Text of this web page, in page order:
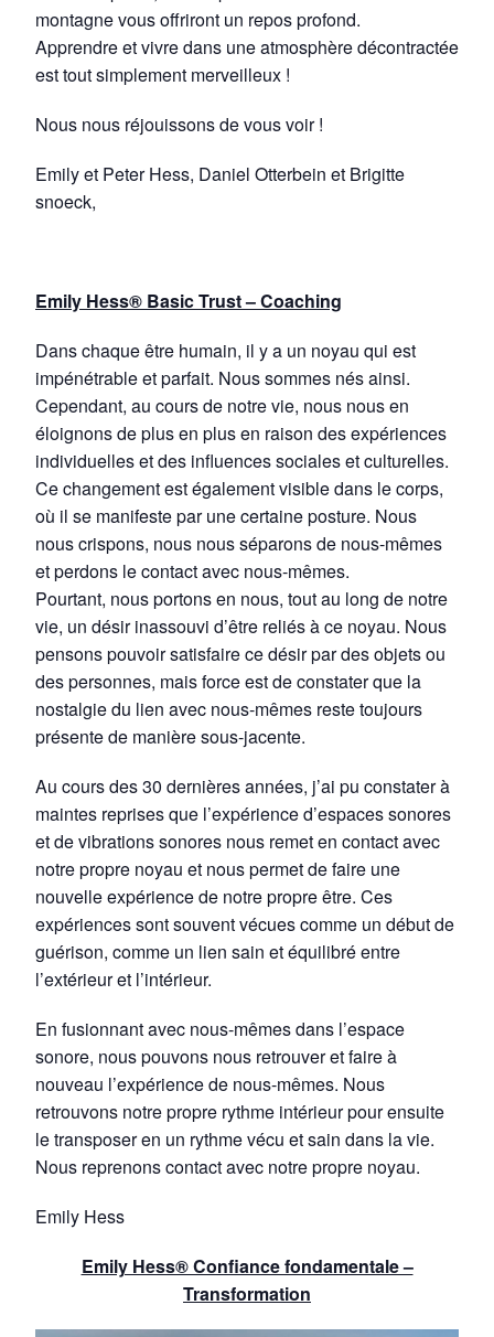
montagne vous offriront un repos profond.
Apprendre et vivre dans une atmosphère décontractée
est tout simplement merveilleux !
Nous nous réjouissons de vous voir !
Emily et Peter Hess, Daniel Otterbein et Brigitte
snoeck,
Emily Hess® Basic Trust – Coaching
Dans chaque être humain, il y a un noyau qui est
impénétrable et parfait. Nous sommes nés ainsi.
Cependant, au cours de notre vie, nous nous en
éloignons de plus en plus en raison des expériences
individuelles et des influences sociales et culturelles.
Ce changement est également visible dans le corps,
où il se manifeste par une certaine posture. Nous
nous crispons, nous nous séparons de nous-mêmes
et perdons le contact avec nous-mêmes.
Pourtant, nous portons en nous, tout au long de notre
vie, un désir inassouvi d’être reliés à ce noyau. Nous
pensons pouvoir satisfaire ce désir par des objets ou
des personnes, mais force est de constater que la
nostalgie du lien avec nous-mêmes reste toujours
présente de manière sous-jacente.
Au cours des 30 dernières années, j’ai pu constater à
maintes reprises que l’expérience d’espaces sonores
et de vibrations sonores nous remet en contact avec
notre propre noyau et nous permet de faire une
nouvelle expérience de notre propre être. Ces
expériences sont souvent vécues comme un début de
guérison, comme un lien sain et équilibré entre
l’extérieur et l’intérieur.
En fusionnant avec nous-mêmes dans l’espace
sonore, nous pouvons nous retrouver et faire à
nouveau l’expérience de nous-mêmes. Nous
retrouvons notre propre rythme intérieur pour ensuite
le transposer en un rythme vécu et sain dans la vie.
Nous reprenons contact avec notre propre noyau.
Emily Hess
Emily Hess® Confiance fondamentale –
Transformation